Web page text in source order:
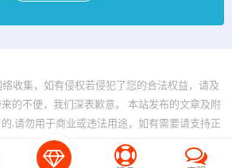
收集，如有侵权若侵犯了您的合法权益，请及
的不便，我们深表歉意。 本站发布的文章及附
.请勿用于商业或违法用途，如有需要请支持正
- www.bfya.com All rights reserved